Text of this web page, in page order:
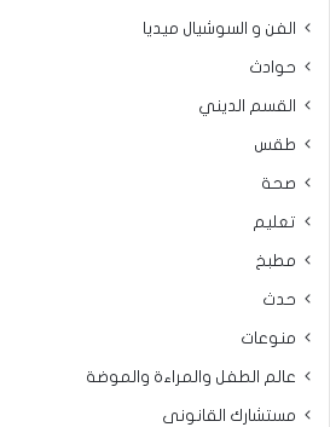
الفن و السوشيال ميديا
حوادث
القسم الديني
طقس
صحة
تعليم
مطبخ
حدث
منوعات
عالم الطفل والمراءة والموضة
مستشارك القانونى